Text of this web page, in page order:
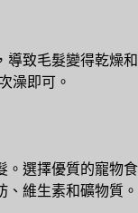
導致毛髮變得乾燥和
澡即可。
。選擇優質的寵物食
維生素和礦物質。